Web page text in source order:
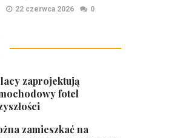
22 czerwca 2026 0
zaprojektują
fotel
zamieszkać na